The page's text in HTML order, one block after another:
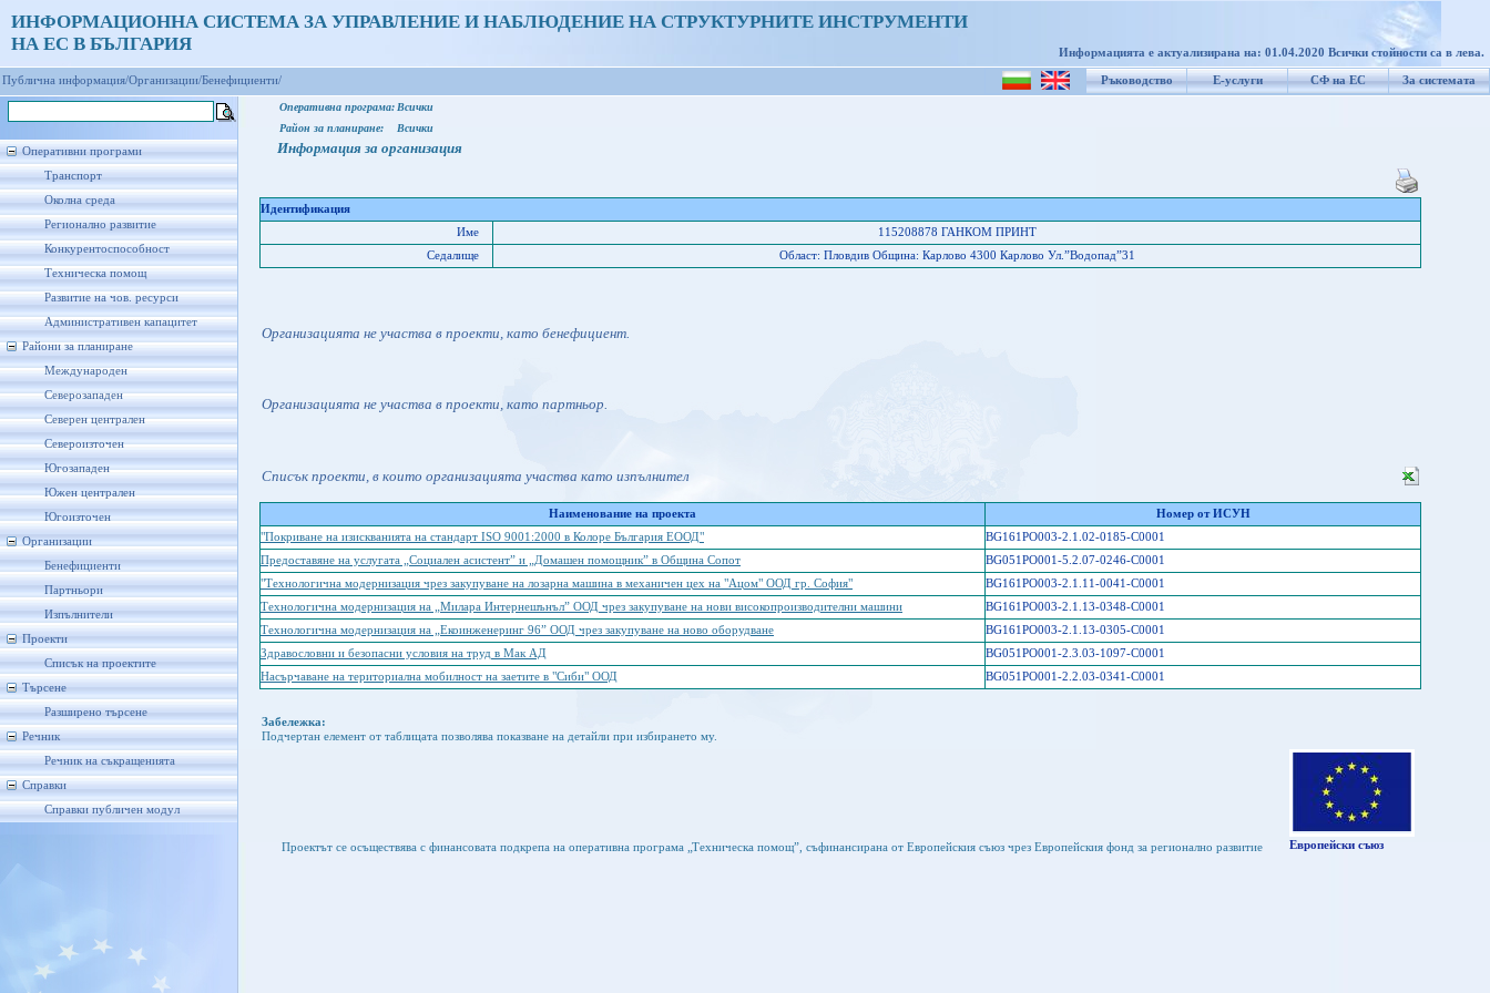
ИНФОРМАЦИОННА СИСТЕМА ЗА УПРАВЛЕНИЕ И НАБЛЮДЕНИЕ НА СТРУКТУРНИТЕ ИНСТРУМЕНТИ
НА ЕС В БЪЛГАРИЯ
Информацията е актуализирана на: 01.04.2020 Всички стойности са в лева.
Ръководство Е-услуги СФ на ЕС За системата
Публична информация/Организации/Бенефициенти/
Оперативни програми
Транспорт
Околна среда
Регионално развитие
Конкурентоспособност
Техническа помощ
Развитие на чов. ресурси
Административен капацитет
Райони за планиране
Международен
Северозападен
Северен централен
Североизточен
Югозападен
Южен централен
Югоизточен
Организации
Бенефициенти
Партньори
Изпълнители
Проекти
Списък на проектите
Търсене
Разширено търсене
Речник
Речник на съкращенията
Справки
Справки публичен модул
Оперативна програма: Всички
Район за планиране:
Всички
Информация за организация
Идентификация
Име
115208878 ГАНКОМ ПРИНТ
Седалище
Област: Пловдив Oбщина: Карлово 4300 Карлово Ул.”Водопад”31
Организацията не участва в проекти, като бенефициент.
Организацията не участва в проекти, като партньор.
Списък проекти, в които организацията участва като изпълнител
Наименование на проекта
Номер от ИСУН
"Покриване на изискванията на стандарт ISO 9001:2000 в Колоре България ЕООД"
BG161PO003-2.1.02-0185-C0001
Предоставяне на услугата „Социален асистент” и „Домашен помощник” в Община Сопот
BG051PO001-5.2.07-0246-C0001
"Технологична модернизация чрез закупуване на лозарна машина в механичен цех на "Ацом" ООД гр. София"
BG161PO003-2.1.11-0041-C0001
Технологична модернизация на „Милара Интернешънъл” ООД чрез закупуване на нови високопроизводителни машини
BG161PO003-2.1.13-0348-C0001
Технологична модернизация на „Екоинженеринг 96” ООД чрез закупуване на ново оборудване
BG161PO003-2.1.13-0305-C0001
Здравословни и безопасни условия на труд в Мак АД
BG051PO001-2.3.03-1097-C0001
Насърчаване на териториална мобилност на заетите в "Сиби" ООД
BG051PO001-2.2.03-0341-C0001
Забележка:
Подчертан елемент от таблицата позволява показване на детайли при избирането му.
Проектът се осъществява с финансовата подкрепа на оперативна програма „Техническа помощ”, съфинансирана от Европейския съюз чрез Европейския фонд за регионално развитие Европейски съюз